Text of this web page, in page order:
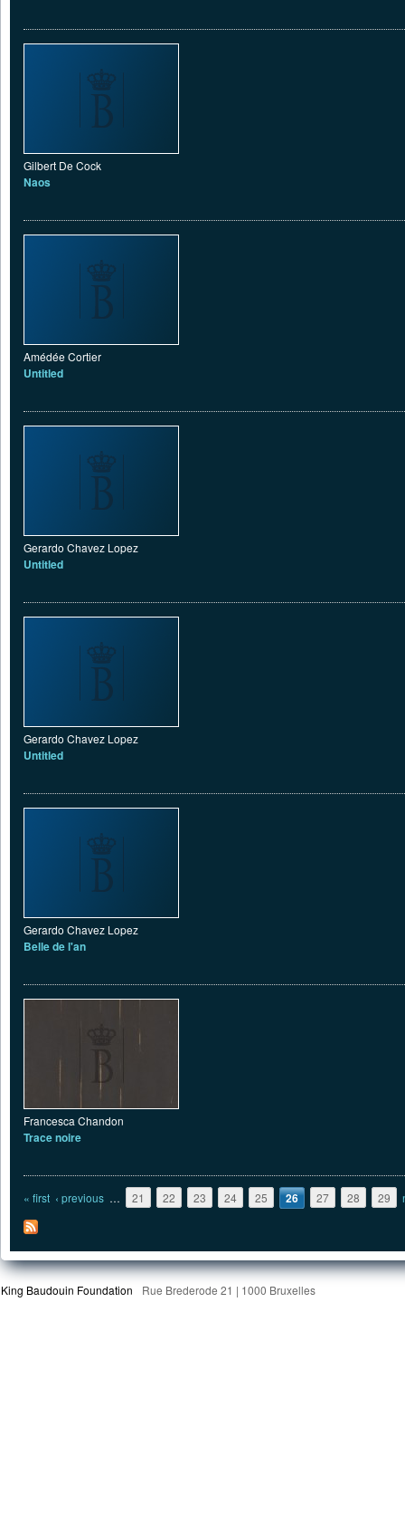
Gilbert De Cock
Naos
Amédée Cortier
Untitled
Gerardo Chavez Lopez
Untitled
Gerardo Chavez Lopez
Untitled
Gerardo Chavez Lopez
Belle de l'an
Francesca Chandon
Trace noire
Pages
« first ‹ previous … 21 22 23 24 25 26 27 28 29
King Baudouin Foundation Rue Brederode 21 | 1000 Bruxelles